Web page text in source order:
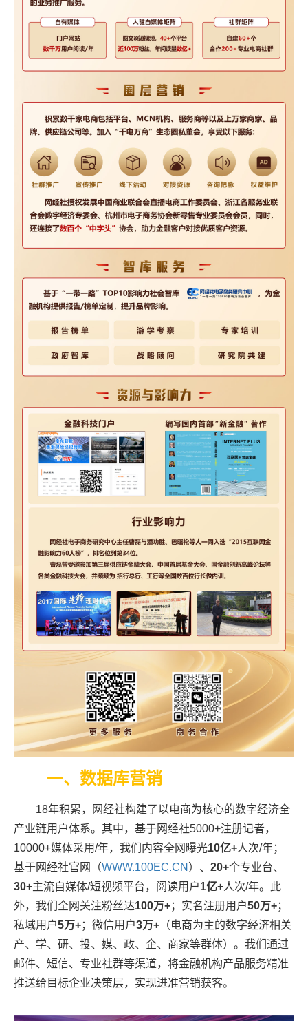
一、数据库营销
18年积累，网经社构建了以电商为核心的数字经济全
产业链用户体系。其中，基于网经社5000+注册记者，
10000+媒体采用/年，我们内容全网曝光10亿+人次/年；
基于网经社官网（WWW.100EC.CN ）、 20+个专业台、
30+主流自媒体/短视频平台，阅读用户1亿+人次/年。此
外，我们全网关注粉丝达100万+；实名注册用户50万+；
私域用户5万+； 微信用户3万+ （电商为主的数字经济相关
产、学、研、投、媒、政、企、商家等群体）。我们 通过
邮件、短信、专业社群等渠道，将金融机构产品服务精准
推送给目标企业决策层，实现进准营销获客。